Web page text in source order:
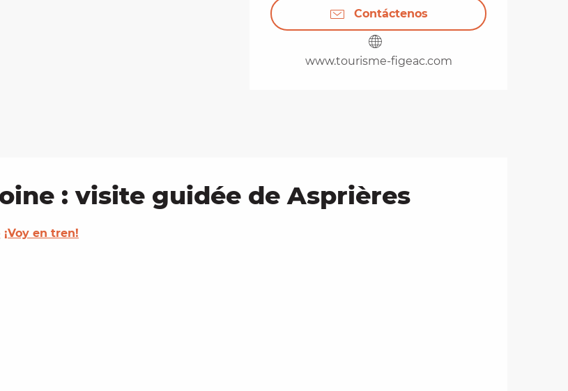
Contáctenos
www.tourisme-figeac.com
: visite guidée de Asprières
¡Voy en tren!